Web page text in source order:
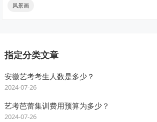
风景画
指定分类文章
安徽艺考考生人数是多少？
2024-07-26
艺考芭蕾集训费用预算为多少？
2024-07-26